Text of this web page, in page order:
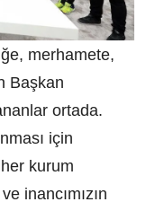
merhamete,
Başkan
ortada.
için
kurum
inancımızın